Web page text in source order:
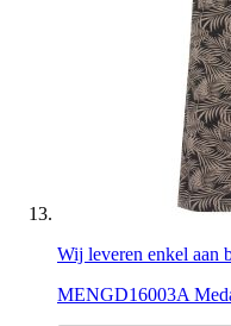
Wij leveren enkel aan
MENGD16003A